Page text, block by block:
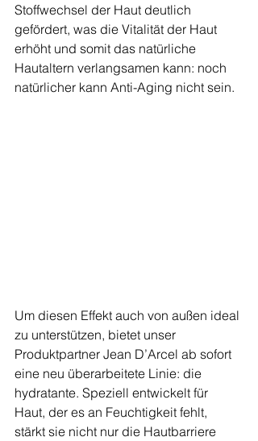
Stoffwechsel der Haut deutlich
gefördert, was die Vitalität der Haut
erhöht und somit das natürliche
Hautaltern verlangsamen kann: noch
natürlicher kann Anti-Aging nicht sein.
Um diesen Effekt auch von außen ideal
zu unterstützen, bietet unser
Produktpartner Jean D’Arcel ab sofort
eine neu überarbeitete Linie: die
hydratante. Speziell entwickelt für
Haut, der es an Feuchtigkeit fehlt,
stärkt sie nicht nur die Hautbarriere